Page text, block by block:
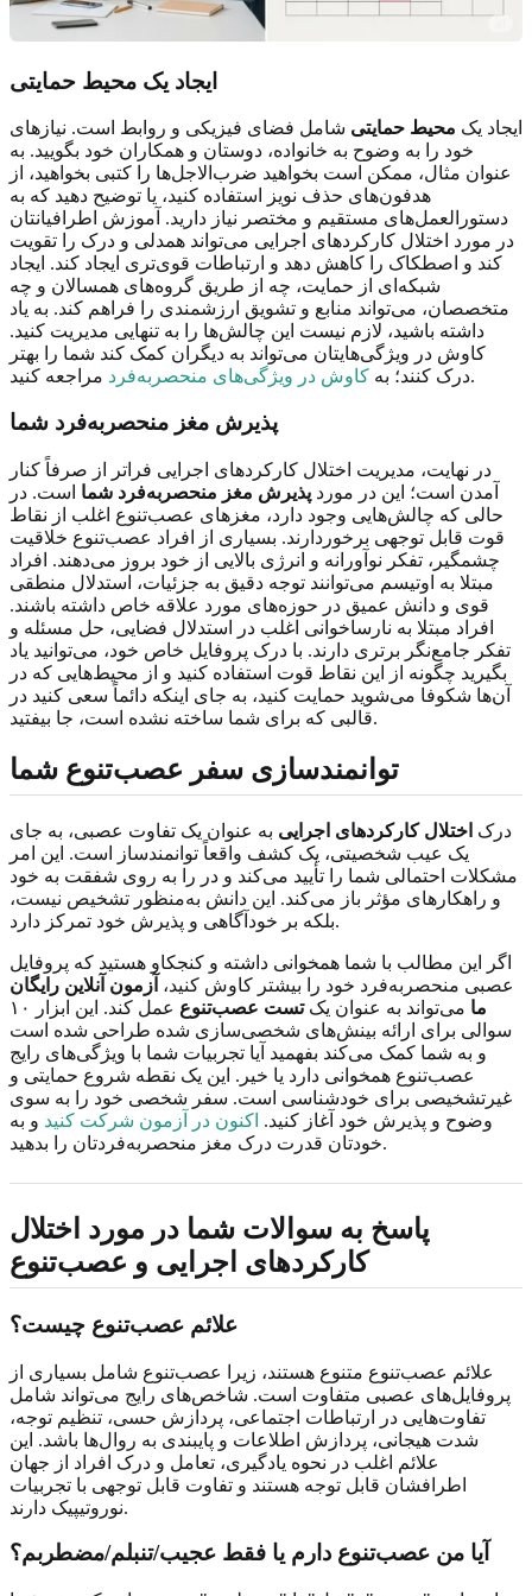
ایجاد یک محیط حمایتی
ایجاد یک محیط حمایتی شامل فضای فیزیکی و روابط است. نیازهای
خود را به وضوح به خانواده، دوستان و همکاران خود بگویید. به
عنوان مثال، ممکن است بخواهید ضرب‌الاجل‌ها را کتبی بخواهید، از
هدفون‌های حذف نویز استفاده کنید، یا توضیح دهید که به
دستورالعمل‌های مستقیم و مختصر نیاز دارید. آموزش اطرافیانتان
در مورد اختلال کارکردهای اجرایی می‌تواند همدلی و درک را تقویت
کند و اصطکاک را کاهش دهد و ارتباطات قوی‌تری ایجاد کند. ایجاد
شبکه‌ای از حمایت، چه از طریق گروه‌های همسالان و چه
متخصصان، می‌تواند منابع و تشویق ارزشمندی را فراهم کند. به یاد
داشته باشید، لازم نیست این چالش‌ها را به تنهایی مدیریت کنید.
کاوش در ویژگی‌هایتان می‌تواند به دیگران کمک کند شما را بهتر
درک کنند؛ به کاوش در ویژگی‌های منحصربه‌فرد مراجعه کنید.
پذیرش مغز منحصربه‌فرد شما
در نهایت، مدیریت اختلال کارکردهای اجرایی فراتر از صرفاً کنار
آمدن است؛ این در مورد پذیرش مغز منحصربه‌فرد شما است. در
حالی که چالش‌هایی وجود دارد، مغزهای عصب‌تنوع اغلب از نقاط
قوت قابل توجهی برخوردارند. بسیاری از افراد عصب‌تنوع خلاقیت
چشمگیر، تفکر نوآورانه و انرژی بالایی از خود بروز می‌دهند. افراد
مبتلا به اوتیسم می‌توانند توجه دقیق به جزئیات، استدلال منطقی
قوی و دانش عمیق در حوزه‌های مورد علاقه خاص داشته باشند.
افراد مبتلا به نارساخوانی اغلب در استدلال فضایی، حل مسئله و
تفکر جامع‌نگر برتری دارند. با درک پروفایل خاص خود، می‌توانید یاد
بگیرید چگونه از این نقاط قوت استفاده کنید و از محیط‌هایی که در
آن‌ها شکوفا می‌شوید حمایت کنید، به جای اینکه دائماً سعی کنید در
قالبی که برای شما ساخته نشده است، جا بیفتید.
توانمندسازی سفر عصب‌تنوع شما
درک اختلال کارکردهای اجرایی به عنوان یک تفاوت عصبی، به جای
یک عیب شخصیتی، یک کشف واقعاً توانمندساز است. این امر
مشکلات احتمالی شما را تأیید می‌کند و در را به روی شفقت به خود
و راهکارهای مؤثر باز می‌کند. این دانش به‌منظور تشخیص نیست،
بلکه بر خودآگاهی و پذیرش خود تمرکز دارد.
اگر این مطالب با شما همخوانی داشته و کنجکاو هستید که پروفایل
عصبی منحصربه‌فرد خود را بیشتر کاوش کنید، آزمون آنلاین رایگان
ما می‌تواند به عنوان یکتست عصب‌تنوع
عمل کند. این ابزار ۱۰
سوالی برای ارائه بینش‌های شخصی‌سازی شده طراحی شده است
و به شما کمک می‌کند بفهمید آیا تجربیات شما با ویژگی‌های رایج
عصب‌تنوع همخوانی دارد یا خیر. این یک نقطه شروع حمایتی و
غیرتشخیصی برای خودشناسی است. سفر شخصی خود را به سوی
وضوح و پذیرش خود آغاز کنید. اکنون در آزمون شرکت کنید و به
خودتان قدرت درک مغز منحصربه‌فردتان را بدهید.
پاسخ به سوالات شما در مورد اختلال
کارکردهای اجرایی و عصب‌تنوع
علائم عصب‌تنوع چیست؟
علائم عصب‌تنوع متنوع هستند، زیرا عصب‌تنوع شامل بسیاری از
پروفایل‌های عصبی متفاوت است. شاخص‌های رایج می‌تواند شامل
تفاوت‌هایی در ارتباطات اجتماعی، پردازش حسی، تنظیم توجه،
شدت هیجانی، پردازش اطلاعات و پایبندی به روال‌ها باشد. این
علائم اغلب در نحوه یادگیری، تعامل و درک افراد از جهان
اطرافشان قابل توجه هستند و تفاوت قابل توجهی با تجربیات
نوروتیپیک دارند.
آیا من عصب‌تنوع دارم یا فقط عجیب/تنبلم/مضطربم؟